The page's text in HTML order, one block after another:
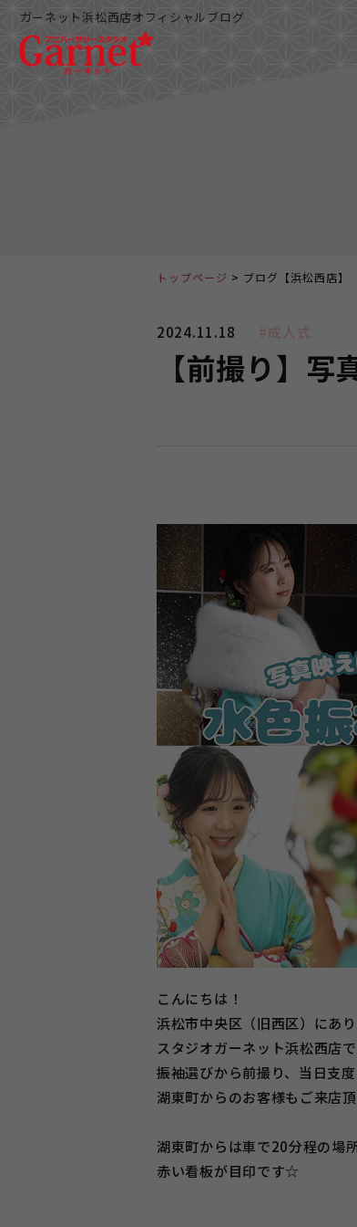
ガーネット浜松西店オフィシャルブログ
2024.11.18 #成人式
【前撮り】
こんにちは！
浜松市中央区（旧西区）にあ
スタジオガーネット浜松西店で
振袖選びから前撮り、当日支
湖東町からのお客様もご来店
湖東町からは車で20分程の場
赤い看板が目印です☆
トップページ ブログ【浜松西店】